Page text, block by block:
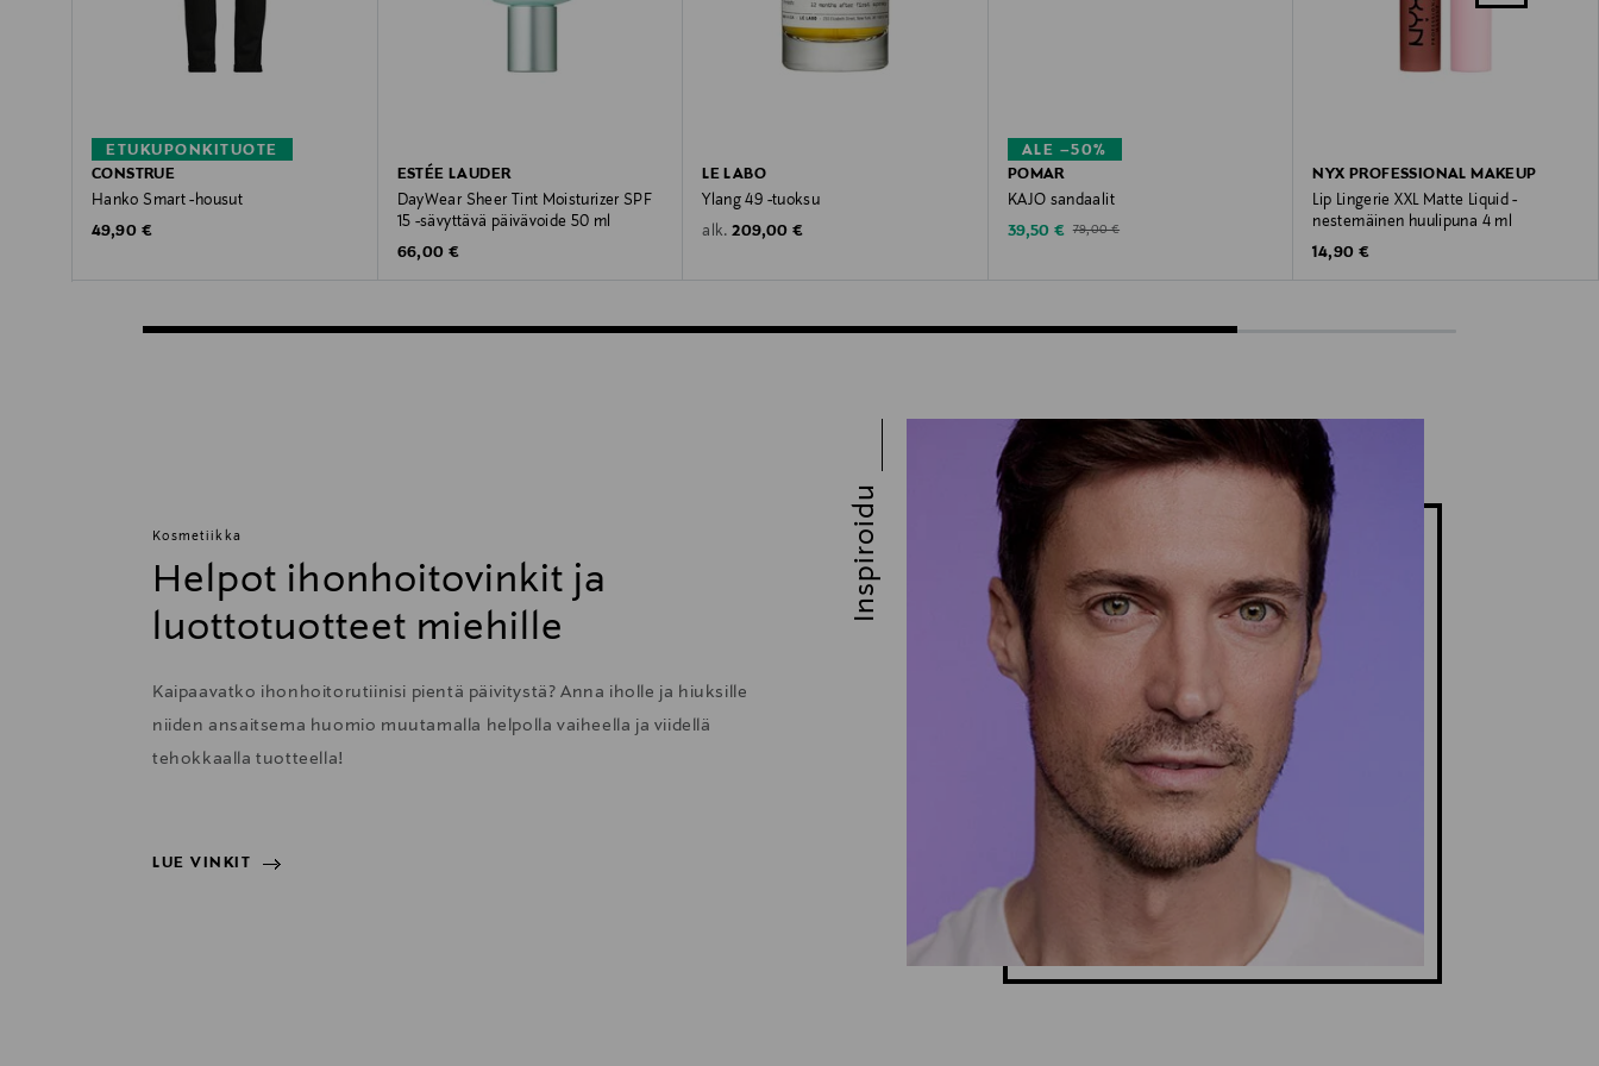
ETUKUPONKITUOTE
CONSTRUE
Hanko Smart -housut
Original Price
49,90 €
ESTÉE LAUDER
DayWear Sheer Tint Moisturizer SPF
15 -sävyttävä päivävoide 50 ml
Original Price
66,00 €
LE LABO
Ylang 49 -tuoksu
alk. Original Price
209,00 €
ALE –50%
POMAR
KAJO sandaalit
Discounted Price
39,50 € Original Price
79,00 €
NYX PROFESSIONAL MAKEUP
Lip Lingerie XXL Matte Liquid -
nestemäinen huulipuna 4 ml
Original Price
14,90 €
Kosmetiikka
Helpot ihonhoitovinkit ja
luottotuotteet miehille
Kaipaavatko ihonhoitorutiinisi pientä päivitystä? Anna iholle ja hiuksille
niiden ansaitsema huomio muutamalla helpolla vaiheella ja viidellä
tehokkaalla tuotteella!
LUE VINKIT
Inspiroidu